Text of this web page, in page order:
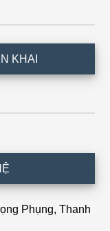
KHAI
Phụng, Thanh